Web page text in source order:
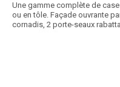
Une gamme complète de
ou en tôle. Façade ouvrante
cornadis, 2 porte-seaux